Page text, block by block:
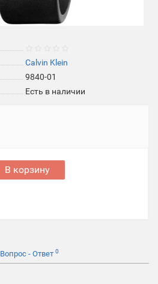
Calvin Klein
9840-01
Есть в наличии
В корзину
Вопрос - Ответ 0